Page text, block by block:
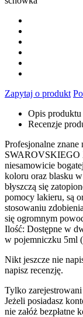
Zapytaj o produkt
Opis produktu
Recenzje
Profesjonalne
SWAROVSKIEGO
niesamowicie
koloru oraz blasku
błyszczą się
pomocy lakieru, są
stosowaniu
się ogromnym
Ilość: Dostępne w
w pojemniczku 5ml
Nikt jeszcze nie
napisz recenzję.
Tylko
Jeżeli posiadasz
nie załóż bezpłatne